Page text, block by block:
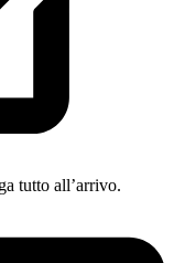
tutto all’arrivo.